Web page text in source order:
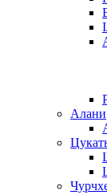
Алани